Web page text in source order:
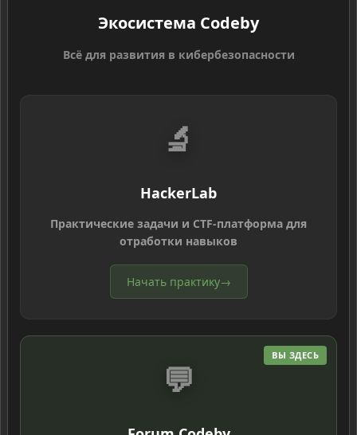
Экосистема Codeby
Всё для развития в кибербезопасности
🔬
HackerLab
Практические задачи и CTF-платформа для
отработки навыков
Начать практику→
ВЫ ЗДЕСЬ
💬